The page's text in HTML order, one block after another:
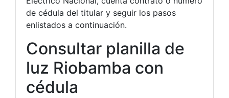
de cédula del titular y seguir los pasos
enlistados a continuación.
Consultar planilla de
luz Riobamba con
cédula